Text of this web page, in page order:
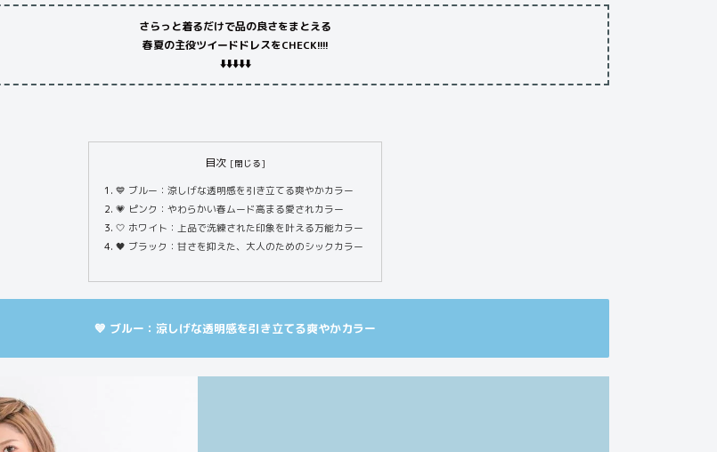
さらっと着るだけで品の良さをまとえる
春夏の主役ツイードドレスをCHECK!!!!
⬇️⬇️⬇️⬇️⬇️
目次
💙 ブルー：涼しげな透明感を引き立てる爽やかカラー
💗 ピンク：やわらかい春ムード高まる愛されカラー
🤍 ホワイト：上品で洗練された印象を叶える万能カラー
🖤 ブラック：甘さを抑えた、大人のためのシックカラー
💙 ブルー：涼しげな透明感を引き立てる爽やかカラー